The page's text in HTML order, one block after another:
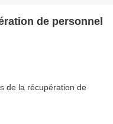
de personnel